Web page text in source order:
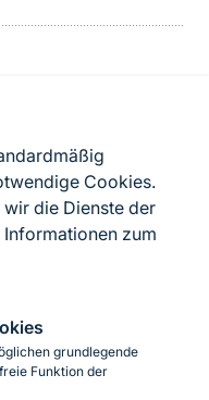
Cookies.
die Dienste der
Informationen zum
grundlegende
Funktion der